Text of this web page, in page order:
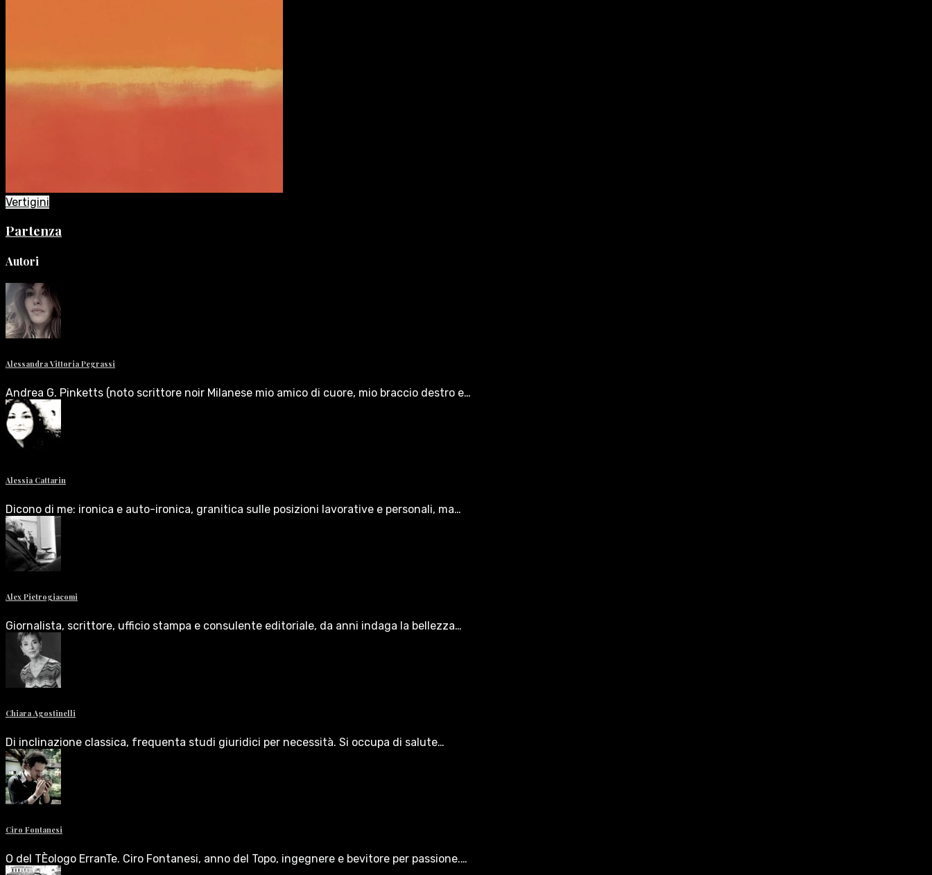
Vertigini
Partenza
Autori
Alessandra Vittoria Pegrassi
Andrea G. Pinketts (noto scrittore noir Milanese mio amico di cuore, mio braccio destro e…
Alessia Cattarin
Dicono di me: ironica e auto-ironica, granitica sulle posizioni lavorative e personali, ma…
Alex Pietrogiacomi
Giornalista, scrittore, ufficio stampa e consulente editoriale, da anni indaga la bellezza…
Chiara Agostinelli
Di inclinazione classica, frequenta studi giuridici per necessità. Si occupa di salute…
Ciro Fontanesi
O del TÈologo ErranTe. Ciro Fontanesi, anno del Topo, ingegnere e bevitore per passione.…